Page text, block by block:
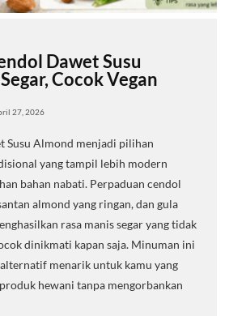
Dawet Susu
Cocok Vegan
27, 2026
Susu Almond menjadi pilihan
yang tampil lebih modern
bahan nabati. Perpaduan cendol
almond yang ringan, dan gula
rasa manis segar yang tidak
dinikmati kapan saja. Minuman ini
menarik untuk kamu yang
hewani tanpa mengorbankan